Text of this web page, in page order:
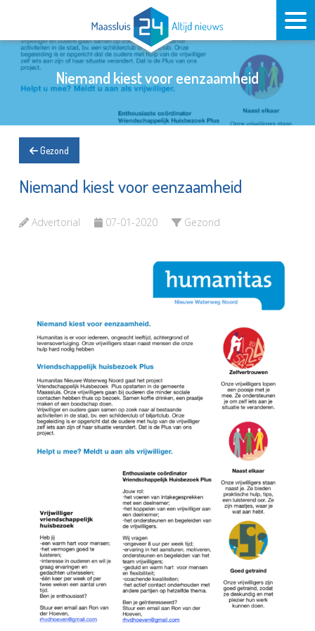
Niemand kiest voor eenzaamheid
Gezond
Niemand kiest voor eenzaamheid
Advertorial 07-01-2020 Gezond